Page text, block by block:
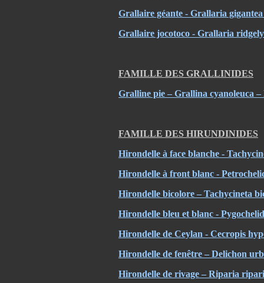
Grallaire géante - Grallaria
Grallaire jocotoco - Grallaria
FAMILLE DES GRALLINIDES
Gralline pie – Grallina cyanoleuca
FAMILLE DES HIRUNDINIDES
Hirondelle à face blanche -
Hirondelle à front blanc -
Hirondelle bicolore – Tachycineta
Hirondelle bleu et blanc -
Hirondelle de Ceylan - Cecropis
Hirondelle de fenêtre – Delichon
Hirondelle de rivage – Riparia